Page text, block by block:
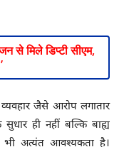
से मिले डिप्टी सीएम,
जैसे आरोप लगातार
ही नहीं बल्कि बाह्य
भी अत्यंत आवश्यकता है।